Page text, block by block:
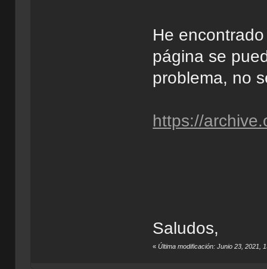
He
página se
problema, no
https://
Saludos,
«Última modificación: Junio 23, 2021,